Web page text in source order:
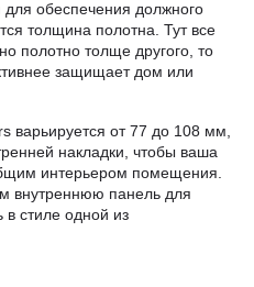
обеспечения должного
толщина полотна. Тут все
полотно толще другого, то
защищает дом или
варьируется от 77 до 108 мм,
накладки, чтобы ваша
интерьером помещения.
внутреннюю панель для
стиле одной из